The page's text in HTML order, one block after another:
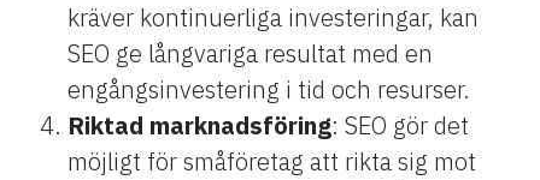
kräver kontinuerliga investeringar, kan
SEO ge långvariga resultat med en
engångsinvestering i tid och resurser.
Riktad marknadsföring: SEO gör det
möjligt för småföretag att rikta sig mot